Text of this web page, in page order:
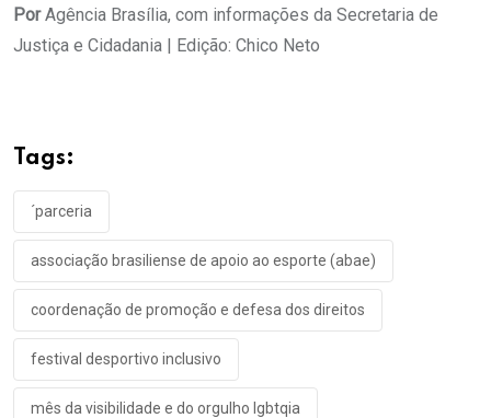
PorAgência Brasília, com informações da Secretaria de
Justiça e Cidadania | Edição: Chico Neto
Tags:
´parceria
associação brasiliense de apoio ao esporte (abae)
coordenação de promoção e defesa dos direitos
festival desportivo inclusivo
mês da visibilidade e do orgulho lgbtqia